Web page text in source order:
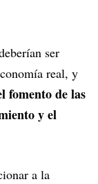
ser
real, y
fomento de las
y el
a la